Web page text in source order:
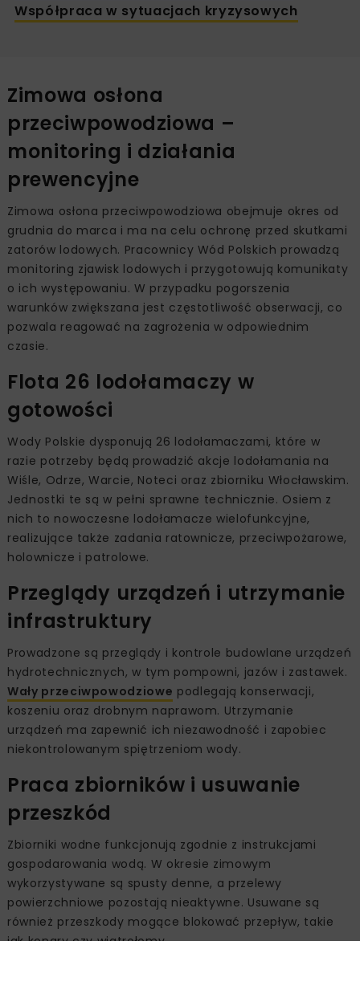
Współpraca w sytuacjach kryzysowych
Zimowa osłona
przeciwpowodziowa –
monitoring i działania
prewencyjne
Zimowa osłona przeciwpowodziowa obejmuje okres od
grudnia do marca i ma na celu ochronę przed skutkami
zatorów lodowych. Pracownicy Wód Polskich prowadzą
monitoring zjawisk lodowych i przygotowują komunikaty
o ich występowaniu. W przypadku pogorszenia
warunków zwiększana jest częstotliwość obserwacji, co
pozwala reagować na zagrożenia w odpowiednim
czasie.
Flota 26 lodołamaczy w
gotowości
Wody Polskie dysponują 26 lodołamaczami, które w
razie potrzeby będą prowadzić akcje lodołamania na
Wiśle, Odrze, Warcie, Noteci oraz zbiorniku Włocławskim.
Jednostki te są w pełni sprawne technicznie. Osiem z
nich to nowoczesne lodołamacze wielofunkcyjne,
realizujące także zadania ratownicze, przeciwpożarowe,
holownicze i patrolowe.
Przeglądy urządzeń i utrzymanie
infrastruktury
Prowadzone są przeglądy i kontrole budowlane urządzeń
hydrotechnicznych, w tym pompowni, jazów i zastawek.
Wały przeciwpowodziowe podlegają konserwacji,
koszeniu oraz drobnym naprawom. Utrzymanie
urządzeń ma zapewnić ich niezawodność i zapobiec
niekontrolowanym spiętrzeniom wody.
Praca zbiorników i usuwanie
przeszkód
Zbiorniki wodne funkcjonują zgodnie z instrukcjami
gospodarowania wodą. W okresie zimowym
wykorzystywane są spusty denne, a przelewy
powierzchniowe pozostają nieaktywne. Usuwane są
również przeszkody mogące blokować przepływ, takie
jak konary czy wiatrołomy.